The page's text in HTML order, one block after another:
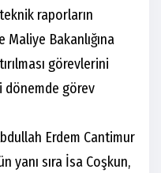
raporların
Bakanlığına
görevlerini
dönemde görev
Erdem Cantimur
yanı sıra İsa Coşkun,